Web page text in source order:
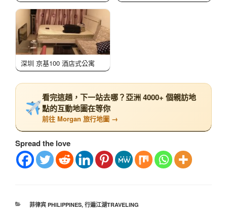
深圳 京基100 酒店式公寓
看完這趟，下一站去哪？亞洲 4000+ 個親訪地
點的互動地圖在等你
前往 Morgan 旅行地圖 →
Spread the love
菲律宾 PHILIPPINES, 行遍江湖TRAVELING